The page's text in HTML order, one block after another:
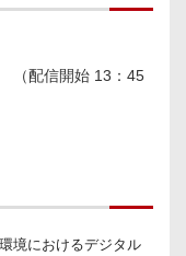
（配信開始 13：45
境におけるデジタル